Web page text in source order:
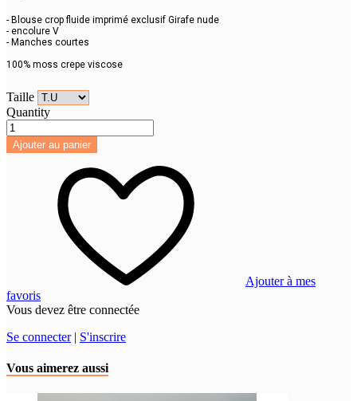
- Blouse crop fluide imprimé exclusif Girafe nude
- encolure V
- Manches courtes
100% moss crepe viscose
Taille
Quantity
Ajouter au panier
Ajouter à mes
favoris
Vous devez être connectée
Se connecter| S'inscrire
Vous aimerez aussi